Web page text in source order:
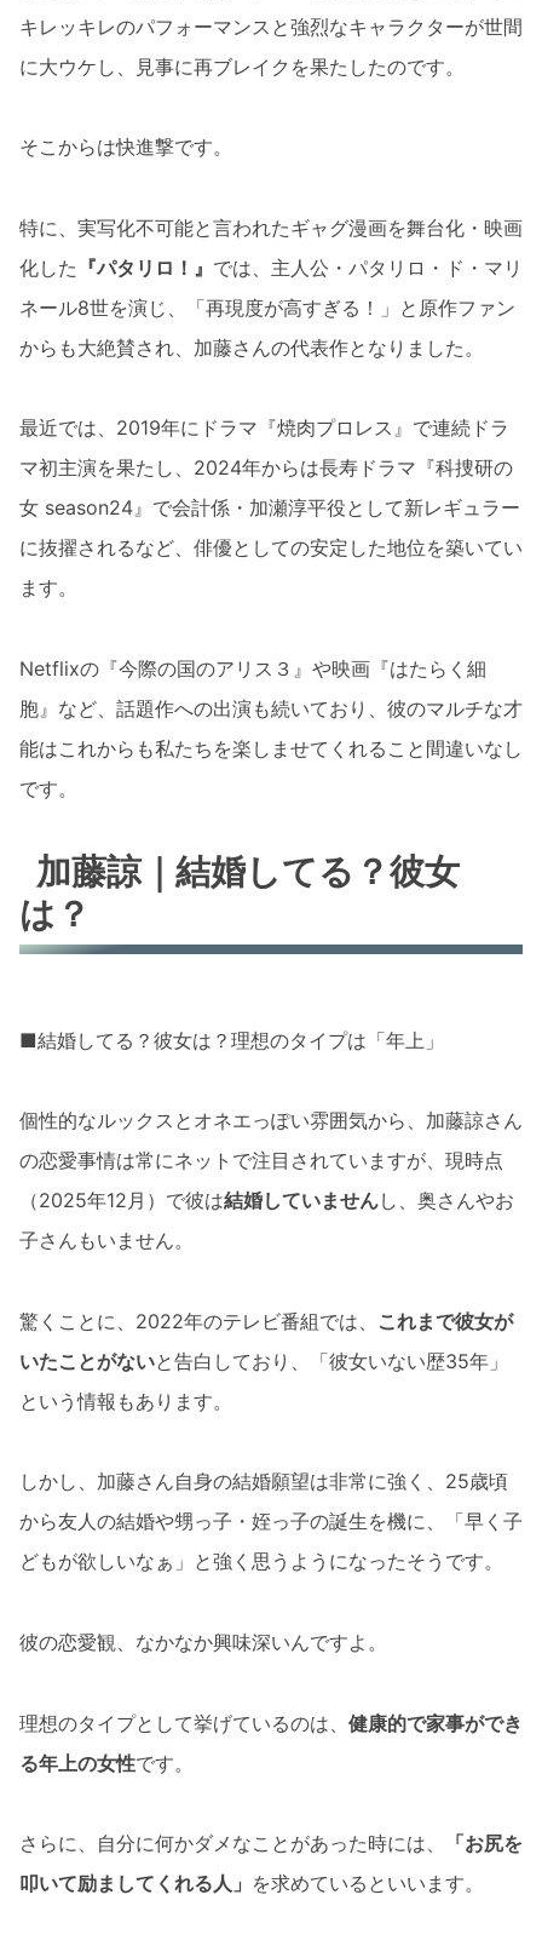
キレッキレのパフォーマンスと強烈なキャラクターが世間
に大ウケし、見事に再ブレイクを果たしたのです。
そこからは快進撃です。
特に、実写化不可能と言われたギャグ漫画を舞台化・映画
化した 『パタリロ！』 では、主人公・パタリロ・ド・マリ
ネール8世を演じ、「再現度が高すぎる！」と原作ファン
からも大絶賛され、加藤さんの代表作となりました。
最近では、2019年にドラマ『焼肉プロレス』で連続ドラ
マ初主演を果たし、2024年からは長寿ドラマ『科捜研の
女 season24』で会計係・加瀬淳平役として新レギュラー
に抜擢されるなど、俳優としての安定した地位を築いてい
ます。
Netflixの『今際の国のアリス３』や映画『はたらく細
胞』など、話題作への出演も続いており、彼のマルチな才
能はこれからも私たちを楽しませてくれること間違いなし
です。
加藤諒｜結婚してる？彼女
は？
■結婚してる？彼女は？理想のタイプは「年上」
個性的なルックスとオネエっぽい雰囲気から、加藤諒さん
の恋愛事情は常にネットで注目されていますが、現時点
（2025年12月）で彼は結婚していませんし、奥さんやお
子さんもいません。
驚くことに、2022年のテレビ番組では、 これまで彼女が
いたことがないと告白しており、「彼女いない歴35年」
という情報もあります。
しかし、加藤さん自身の結婚願望は非常に強く、25歳頃
から友人の結婚や甥っ子・姪っ子の誕生を機に、「早く子
どもが欲しいなぁ」と強く思うようになったそうです。
彼の恋愛観、なかなか興味深いんですよ。
理想のタイプとして挙げているのは、 健康的で家事ができ
る年上の女性です。
さらに、自分に何かダメなことがあった時には、
「お尻を
叩いて励ましてくれる人」 を求めているといいます。